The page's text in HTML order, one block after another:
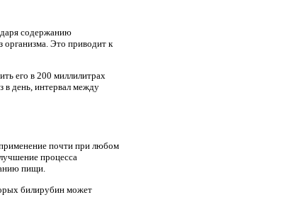
содержанию
организма. Это приводит к
его в 200 миллилитрах
в день, интервал между
почти при любом
процесса
пищи.
билирубин может